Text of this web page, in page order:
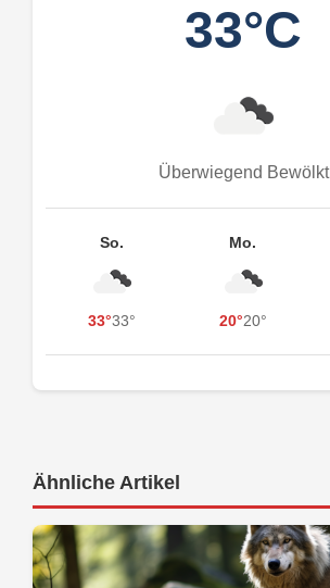
33°C
Überwiegend Bewölkt
So.
33°33°
Mo.
20°20°
Ähnliche Artikel